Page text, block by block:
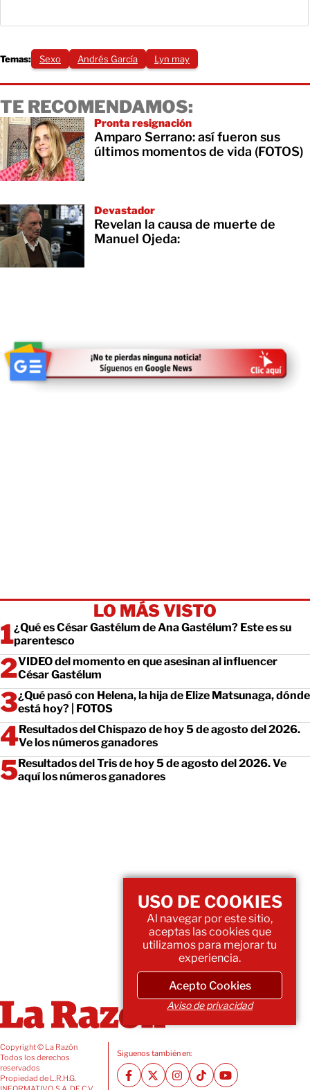
Temas: Sexo Andrés García Lyn may
TE RECOMENDAMOS:
Pronta resignación
Amparo Serrano: así fueron sus
últimos momentos de vida (FOTOS)
Devastador
Revelan la causa de muerte de
Manuel Ojeda:
LO MÁS VISTO
¿Qué es César Gastélum de Ana Gastélum? Este es su
parentesco
VIDEO del momento en que asesinan al influencer
César Gastélum
¿Qué pasó con Helena, la hija de Elize Matsunaga, dónde
está hoy? | FOTOS
Resultados del Chispazo de hoy 5 de agosto del 2026.
Ve los números ganadores
Resultados del Tris de hoy 5 de agosto del 2026. Ve
aquí los números ganadores
Copyright © La Razón
Todos los derechos
reservados
Propiedad de L.R.H.G.
Siguenos también en:
USO DE COOKIES
Al navegar por este sitio,
aceptas las cookies que
utilizamos para mejorar tu
experiencia.
Acepto Cookies
Aviso de privacidad